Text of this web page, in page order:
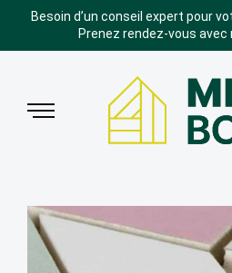
Besoin d’un conseil expert pour
Prenez rendez-vous avec